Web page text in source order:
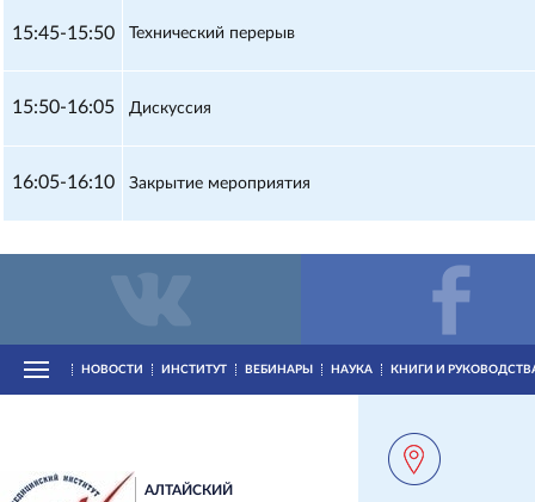
15:45-15:50 Технический перерыв
15:50-16:05 Дискуссия
16:05-16:10 Закрытие мероприятия
НОВОСТИ ИНСТИТУТ ВЕБИНАРЫ НАУКА КНИГИ И
АЛТАЙСКИЙ